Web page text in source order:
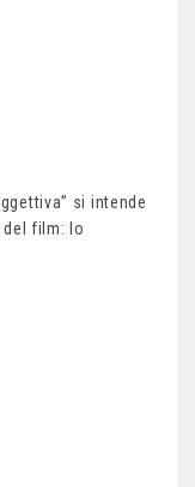
si intende
del film: lo